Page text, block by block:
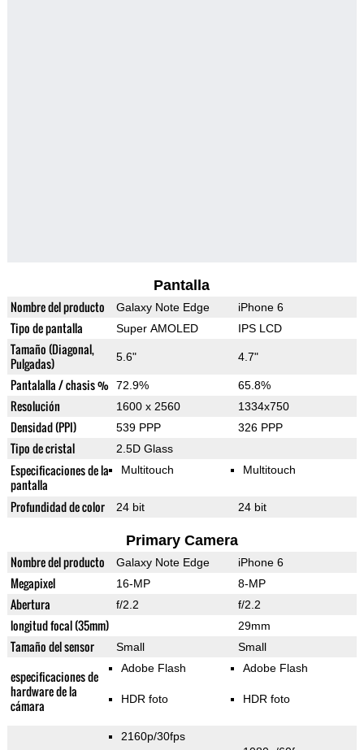
Pantalla
Nombre del producto Galaxy Note Edge iPhone 6
Tipo de pantalla Super AMOLED IPS LCD
Tamaño (Diagonal,
Pulgadas)
5.6" 4.7"
Pantalalla / chasis % 72.9% 65.8%
Resolución 1600 x 2560 1334x750
Densidad (PPI) 539 PPP 326 PPP
Tipo de cristal 2.5D Glass
Especificaciones de la
pantalla
Multitouch Multitouch
Profundidad de color 24 bit 24 bit
Primary Camera
Nombre del producto Galaxy Note Edge iPhone 6
Megapixel 16-MP 8-MP
Abertura f/2.2 f/2.2
longitud focal (35mm) 29mm
Tamaño del sensor Small Small
especificaciones de
hardware de la
cámara
Adobe Flash
HDR foto
Adobe Flash
HDR foto
2160p/30fps